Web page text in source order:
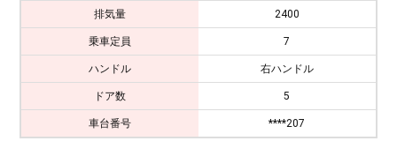
排気量 2400
乗車定員 7
ハンドル 右ハンドル
ドア数 5
車台番号 ****207